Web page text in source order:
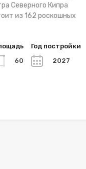
Северного Кипра
из 162 роскошных
60
Год постройки
2027